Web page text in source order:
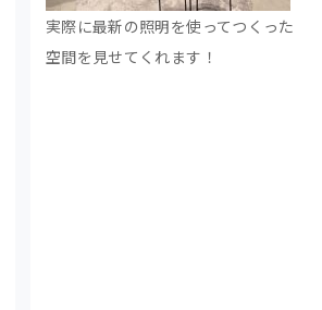
実際に最新の照明を使ってつくった
空間を見せてくれます！